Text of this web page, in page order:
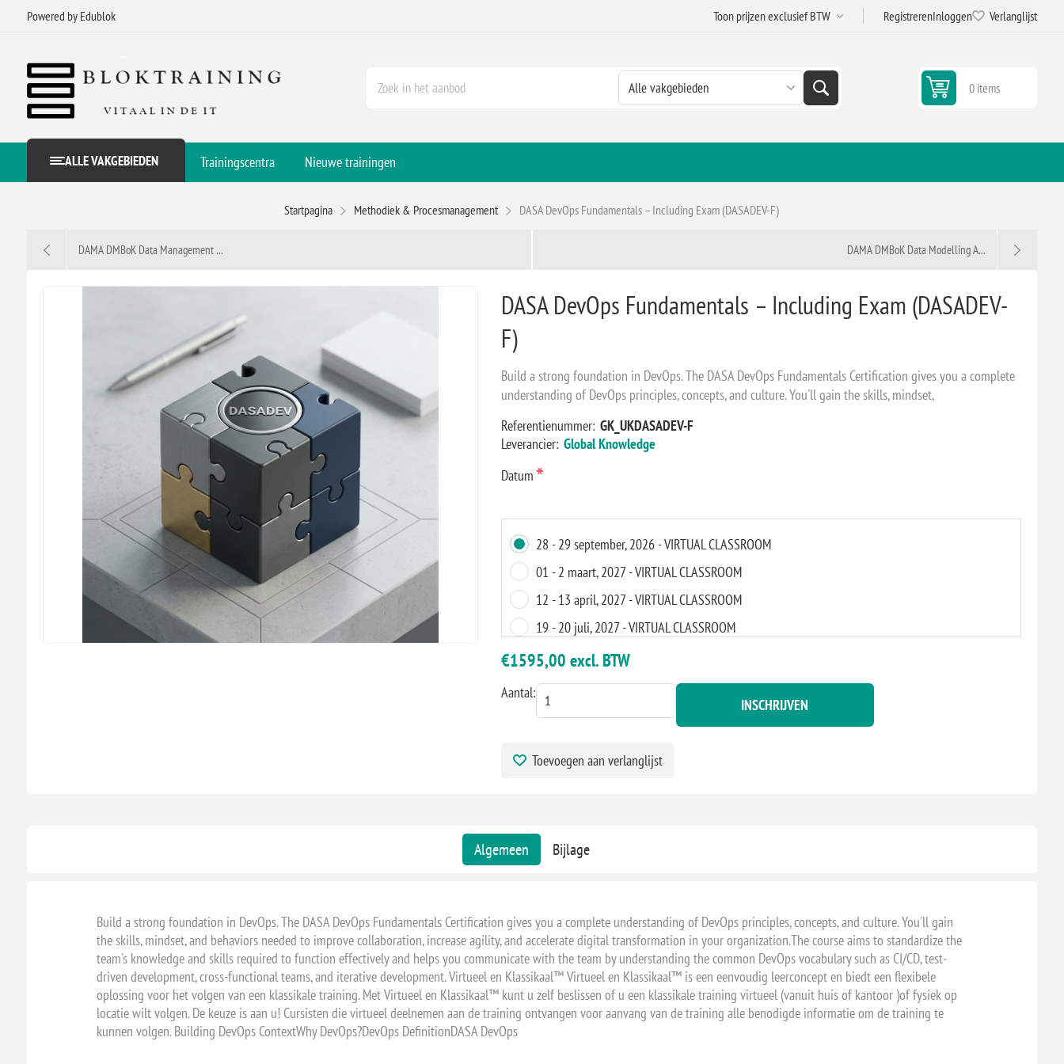
Powered by Edublok RegistrerenInloggen Verlanglijst
0 items
ALLE VAKGEBIEDEN Trainingscentra Nieuwe trainingen
Startpagina Methodiek & Procesmanagement DASA DevOps Fundamentals – Including Exam (DASADEV-F)
DAMA DMBoK Data Management ... DAMA DMBoK Data Modelling A...
DASA DevOps Fundamentals – Including Exam (DASADEV-
F)
Build a strong foundation in DevOps. The DASA DevOps Fundamentals Certification gives you a complete
understanding of DevOps principles, concepts, and culture. You'll gain the skills, mindset,
Referentienummer: GK_UKDASADEV-F
Leverancier: Global Knowledge
Datum *
28 - 29 september, 2026 - VIRTUAL CLASSROOM
01 - 2 maart, 2027 - VIRTUAL CLASSROOM
12 - 13 april, 2027 - VIRTUAL CLASSROOM
19 - 20 juli, 2027 - VIRTUAL CLASSROOM
23 - 24 augustus, 2027 - VIRTUAL CLASSROOM
08 - 9 november, 2027 - VIRTUAL CLASSROOM
€1595,00 excl. BTW
Aantal:
INSCHRIJVEN
Toevoegen aan verlanglijst
Algemeen Bijlage
Build a strong foundation in DevOps. The DASA DevOps Fundamentals Certification gives you a complete understanding of DevOps principles, concepts, and culture. You'll gain
the skills, mindset, and behaviors needed to improve collaboration, increase agility, and accelerate digital transformation in your organization.The course aims to standardize the
team's knowledge and skills required to function effectively and helps you communicate with the team by understanding the common DevOps vocabulary such as CI/CD, test-
driven development, cross-functional teams, and iterative development. Virtueel en Klassikaal™ Virtueel en Klassikaal™ is een eenvoudig leerconcept en biedt een flexibele
oplossing voor het volgen van een klassikale training. Met Virtueel en Klassikaal™ kunt u zelf beslissen of u een klassikale training virtueel (vanuit huis of kantoor )of fysiek op
locatie wilt volgen. De keuze is aan u! Cursisten die virtueel deelnemen aan de training ontvangen voor aanvang van de training alle benodigde informatie om de training te
kunnen volgen. Building DevOps ContextWhy DevOps?DevOps DefinitionDASA DevOps